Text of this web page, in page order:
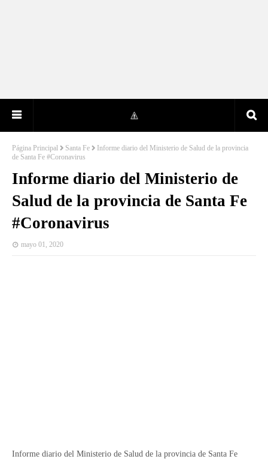
Página Principal Santa Fe
Informe diario del Ministerio de Salud de la provincia
de Santa Fe #Coronavirus
Informe diario del Ministerio de
Salud de la provincia de Santa Fe
#Coronavirus
mayo 01, 2020
Informe diario del Ministerio de Salud de la provincia de Santa Fe